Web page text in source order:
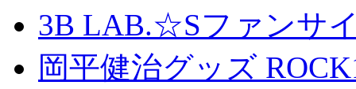
3B LAB.☆Sファンサイ
岡平健治グッズ